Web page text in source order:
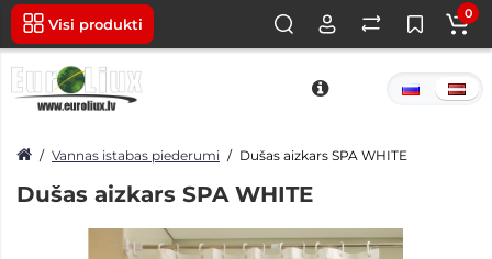
Visi produkti
0
Vannas istabas piederumi Dušas aizkars SPA WHITE
Dušas aizkars SPA WHITE